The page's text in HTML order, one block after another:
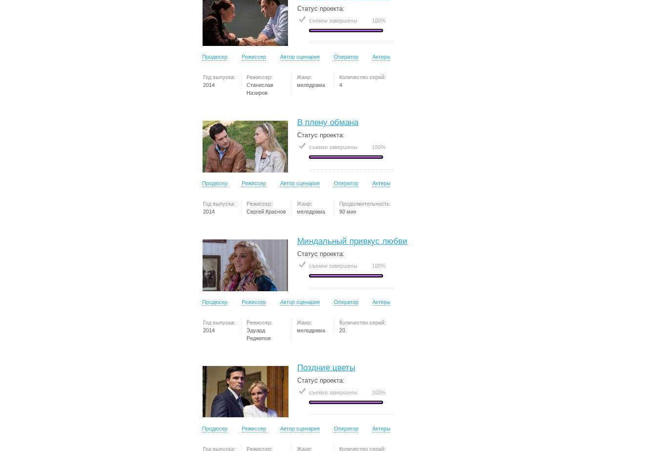
Статус проекта:
съемки завершены 100%
Продюсер Режиссер Автор сценария Оператор Актеры
Год выпуска:
2014
Режиссер:
Станислав
Назиров
Жанр:
мелодрама
Количество серий:
4
В плену обмана
Статус проекта:
съемки завершены 100%
Продюсер Режиссер Автор сценария Оператор Актеры
Год выпуска:
2014
Режиссер:
Сергей Краснов
Жанр:
мелодрама
Продолжительность:
90 мин
Миндальный привкус любви
Статус проекта:
съемки завершены 100%
Продюсер Режиссер Автор сценария Оператор Актеры
Год выпуска:
2014
Режиссер:
Эдуард
Реджепов
Жанр:
мелодрама
Количество серий:
20
Поздние цветы
Статус проекта:
съемки завершены 100%
Продюсер Режиссер Автор сценария Оператор Актеры
Год выпуска:
Режиссер:
Жанр:
Количество серий: